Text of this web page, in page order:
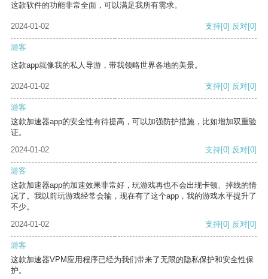
这款软件的功能非常全面，可以满足我所有需求。
2024-01-02 支持[0] 反对[0]
游客
这款app就像我的私人导游，带我领略世界各地的美景。
2024-01-02 支持[0] 反对[0]
游客
这款加速器app的安全性有待提高，可以加强防护措施，比如增加双重验
证。
2024-01-02
支持[0] 反对[0]
游客
这款加速器app的加速效果非常好，玩游戏再也不会出现卡顿、掉线的情
况了。我以前玩游戏经常会输，现在有了这个app，我的游戏水平提升了
不少。
2024-01-02
支持[0] 反对[0]
游客
这款加速器VPM应用程序已经为我们带来了无限的隐私保护和安全性保
护。